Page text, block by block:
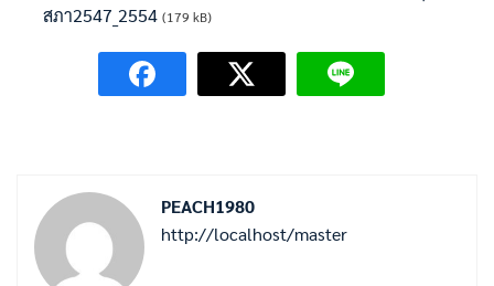
สภา2547_2554 (179 kB)
PEACH1980
http://localhost/master